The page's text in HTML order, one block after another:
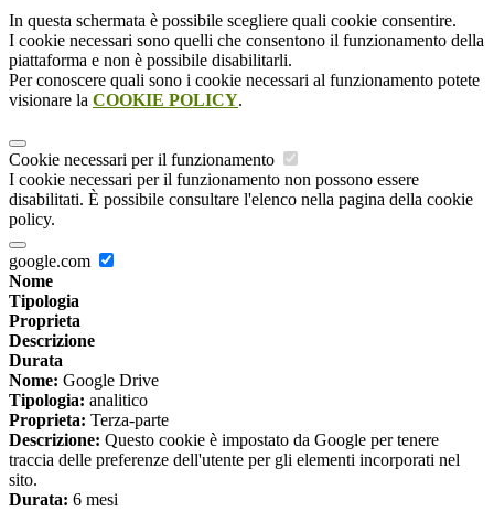
In questa schermata è possibile scegliere quali cookie consentire.
I cookie necessari sono quelli che consentono il funzionamento della
piattaforma e non è possibile disabilitarli.
Per conoscere quali sono i cookie necessari al funzionamento potete
visionare la COOKIE POLICY.
Cookie necessari per il funzionamento
I cookie necessari per il funzionamento non possono essere
disabilitati. È possibile consultare l'elenco nella pagina della cookie
policy.
google.com
Nome
Tipologia
Proprieta
Descrizione
Durata
Nome: Google Drive
Tipologia: analitico
Proprieta: Terza-parte
Descrizione: Questo cookie è impostato da Google per tenere
traccia delle preferenze dell'utente per gli elementi incorporati nel
sito.
Durata: 6 mesi